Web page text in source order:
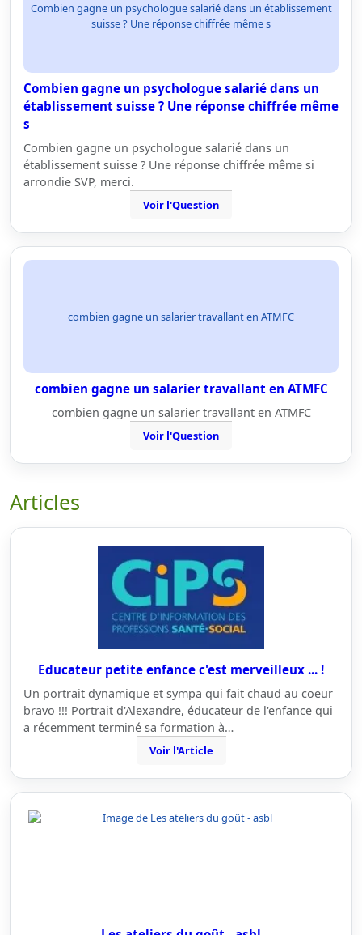
Combien gagne un psychologue salarié dans un établissement
suisse ? Une réponse chiffrée même s
Combien gagne un psychologue salarié dans un
établissement suisse ? Une réponse chiffrée même
s
Combien gagne un psychologue salarié dans un
établissement suisse ? Une réponse chiffrée même si
arrondie SVP, merci.
Voir l'Question
combien gagne un salarier travallant en ATMFC
combien gagne un salarier travallant en ATMFC
combien gagne un salarier travallant en ATMFC
Voir l'Question
Articles
Educateur petite enfance c'est merveilleux ... !
Un portrait dynamique et sympa qui fait chaud au coeur
bravo !!! Portrait d'Alexandre, éducateur de l'enfance qui
a récemment terminé sa formation à…
Voir l'Article